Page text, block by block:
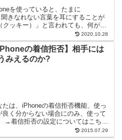
を使っていると、たまに
きなれない言葉を耳にすることが
ッキー）」と言われても、何がな
2020.10.28
iPhoneの着信拒否】相手には
みえるのか?
は、iPhoneの着信拒否機能、使っ
く分からない場合にのみ、使って
→着信拒否の設定についてはこちら
2015.07.29